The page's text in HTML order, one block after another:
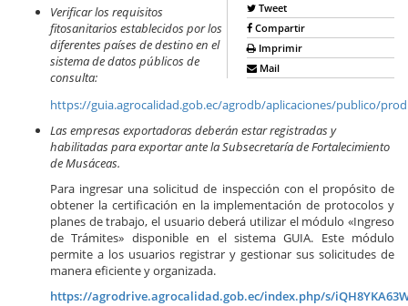
Tweet
Compartir
Imprimir
Mail
Verificar los requisitos
fitosanitarios establecidos por los
diferentes países de destino en el
sistema de datos públicos de
consulta:
https://guia.agrocalidad.gob.ec/agrodb/aplicaciones/publico/
Las empresas exportadoras deberán estar registradas y
habilitadas para exportar ante la Subsecretaría de Fortalecimiento
de Musáceas.
Para ingresar una solicitud de inspección con el propósito de
obtener la certificación en la implementación de protocolos y
planes de trabajo, el usuario deberá utilizar el módulo «Ingreso
de Trámites» disponible en el sistema GUIA. Este módulo
permite a los usuarios registrar y gestionar sus solicitudes de
manera eficiente y organizada.
https://agrodrive.agrocalidad.gob.ec/index.php/s/